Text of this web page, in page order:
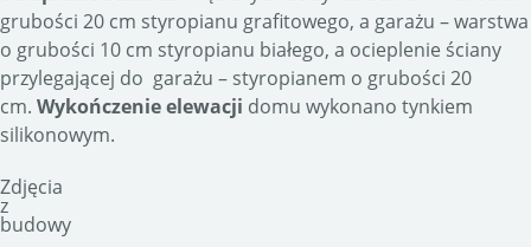
grubości 20 cm styropianu grafitowego, a garażu – warstwa
o grubości 10 cm styropianu białego, a ocieplenie ściany
przylegającej do garażu – styropianem o grubości 20
cm. Wykończenie elewacji domu wykonano tynkiem
silikonowym.
Zdjęcia
z
budowy